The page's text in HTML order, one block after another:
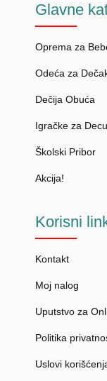
Glavne
Oprema za
Odeća za
Dečija Obuća
Igračke za Decu
Školski Pribor
Akcija!
Korisni
Kontakt
Moj nalog
Uputstvo za
Politika
Uslovi